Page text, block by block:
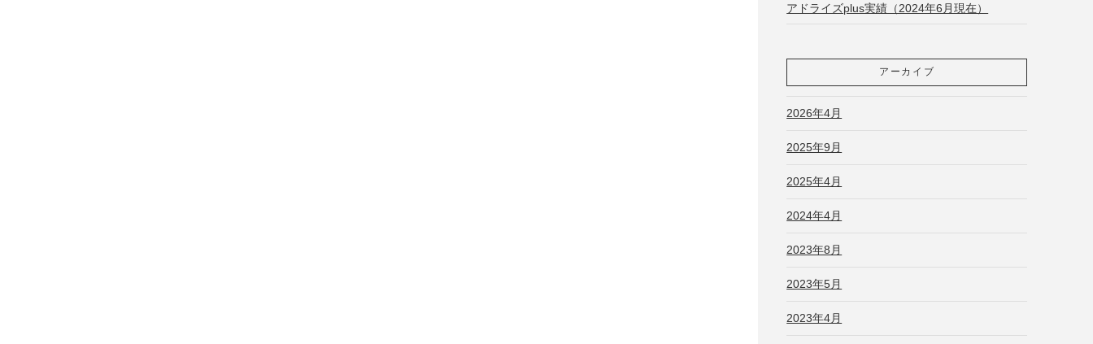
アドライズplus実績（2024年6月現在）
アーカイブ
2026年4月
2025年9月
2025年4月
2024年4月
2023年8月
2023年5月
2023年4月